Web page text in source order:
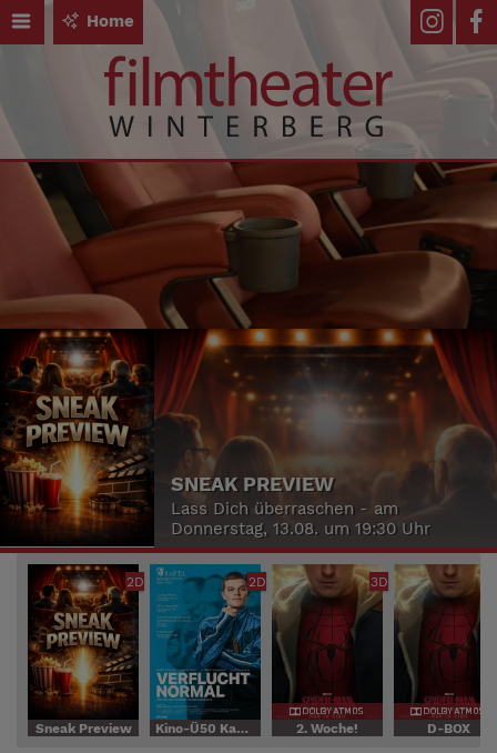
Home
SNEAK PREVIEW
Lass Dich überraschen - am
Donnerstag, 13.08. um 19:30 Uhr
2D
Sneak Preview
2D
Kino-Ü50 Kaffee, Kuchen, Kino
3D
2. Woche! D-BOX